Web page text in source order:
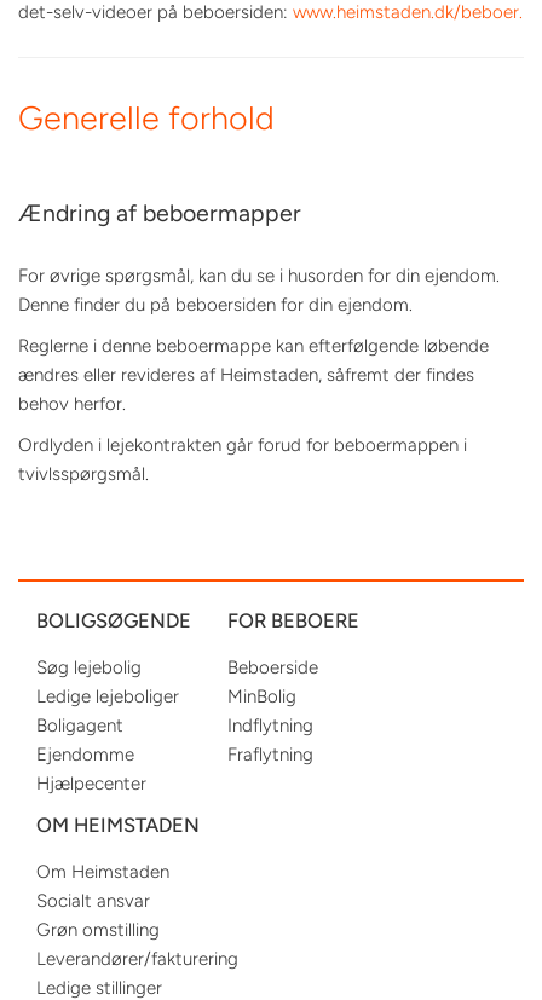
det-selv-videoer på beboersiden: www.heimstaden.dk/beboer.
Generelle forhold
Ændring af beboermapper
For øvrige spørgsmål, kan du se i husorden for din ejendom.
Denne finder du på beboersiden for din ejendom.
Reglerne i denne beboermappe kan efterfølgende løbende
ændres eller revideres af Heimstaden, såfremt der findes
behov herfor.
Ordlyden i lejekontrakten går forud for beboermappen i
tvivlsspørgsmål.
BOLIGSØGENDE
Søg lejebolig
Ledige lejeboliger
Boligagent
Ejendomme
Hjælpecenter
FOR BEBOERE
Beboerside
MinBolig
Indflytning
Fraflytning
OM HEIMSTADEN
Om Heimstaden
Socialt ansvar
Grøn omstilling
Leverandører/fakturering
Ledige stillinger